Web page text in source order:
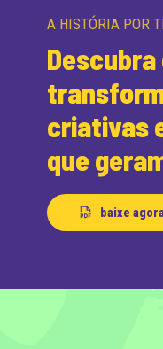
A HISTÓRIA POR
criativas
que
baixe